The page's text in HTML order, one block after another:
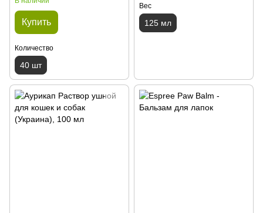
Купить
Количество
40 шт
Вес
125 мл